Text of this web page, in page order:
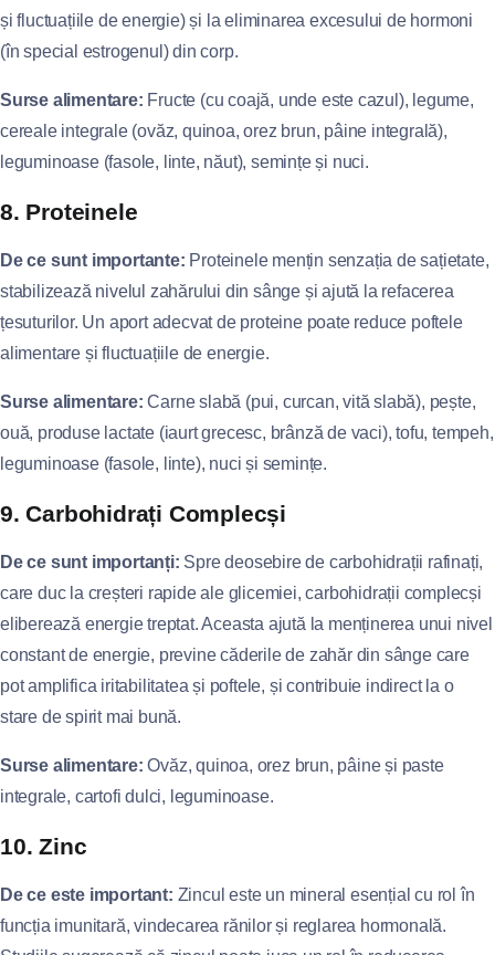
și fluctuațiile de energie) și la eliminarea excesului de hormoni
(în special estrogenul) din corp.
Surse alimentare: Fructe (cu coajă, unde este cazul), legume,
cereale integrale (ovăz, quinoa, orez brun, pâine integrală),
leguminoase (fasole, linte, năut), semințe și nuci.
8. Proteinele
De ce sunt importante: Proteinele mențin senzația de sațietate,
stabilizează nivelul zahărului din sânge și ajută la refacerea
țesuturilor. Un aport adecvat de proteine poate reduce poftele
alimentare și fluctuațiile de energie.
Surse alimentare: Carne slabă (pui, curcan, vită slabă), pește,
ouă, produse lactate (iaurt grecesc, brânză de vaci), tofu, tempeh,
leguminoase (fasole, linte), nuci și semințe.
9. Carbohidrați Complecși
De ce sunt importanți: Spre deosebire de carbohidrații rafinați,
care duc la creșteri rapide ale glicemiei, carbohidrații complecși
eliberează energie treptat. Aceasta ajută la menținerea unui nivel
constant de energie, previne căderile de zahăr din sânge care
pot amplifica iritabilitatea și poftele, și contribuie indirect la o
stare de spirit mai bună.
Surse alimentare: Ovăz, quinoa, orez brun, pâine și paste
integrale, cartofi dulci, leguminoase.
10. Zinc
De ce este important: Zincul este un mineral esențial cu rol în
funcția imunitară, vindecarea rănilor și reglarea hormonală.